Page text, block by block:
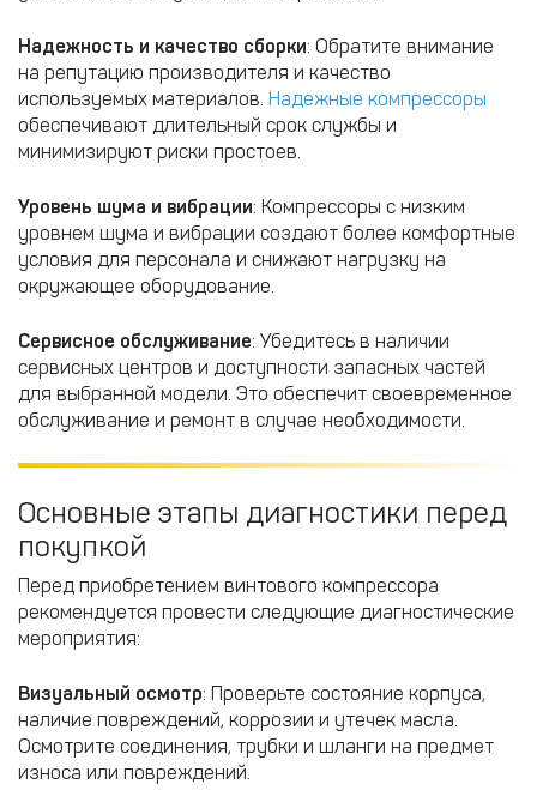
Надежность и качество сборки: Обратите внимание
на репутацию производителя и качество
используемых материалов. Надежные компрессоры
обеспечивают длительный срок службы и
минимизируют риски простоев.​
Уровень шума и вибрации: Компрессоры с низким
уровнем шума и вибрации создают более комфортные
условия для персонала и снижают нагрузку на
окружающее оборудование.​
Сервисное обслуживание: Убедитесь в наличии
сервисных центров и доступности запасных частей
для выбранной модели. Это обеспечит своевременное
обслуживание и ремонт в случае необходимости.​
Основные этапы диагностики перед
покупкой
Перед приобретением винтового компрессора
рекомендуется провести следующие диагностические
мероприятия:
Визуальный осмотр: Проверьте состояние корпуса,
наличие повреждений, коррозии и утечек масла.
Осмотрите соединения, трубки и шланги на предмет
износа или повреждений.​​